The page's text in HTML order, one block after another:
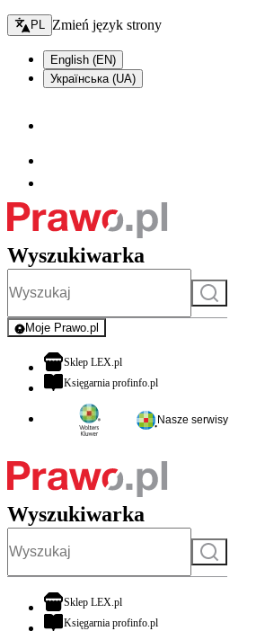
Zmień język - bieżący:
PL Zmień język strony
English (EN)
Українська (UA)
Wyszukiwarka
Szukaj
Moje Prawo.pl
- rejestracja i logowanie do serwisu
Sklep LEX.plotwiera się w nowej karcie
Księgarnia profinfo.plotwiera się w nowej karcie
Nasze serwisy
Wyszukiwarka
Szukaj
Sklep LEX.plotwiera się w nowej karcie
Księgarnia profinfo.plotwiera się w nowej karcie